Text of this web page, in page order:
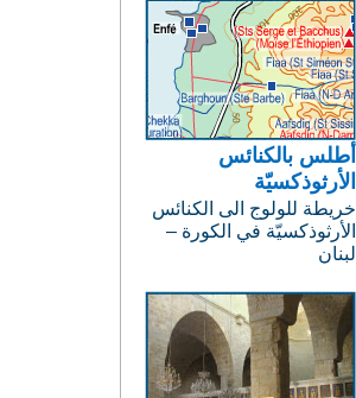
أطلس بالكنائس
الأرثوذكسيّة
خريطة للولوج الى الكنائس
الأرثوذكسيّة في الكورة –
لبنان